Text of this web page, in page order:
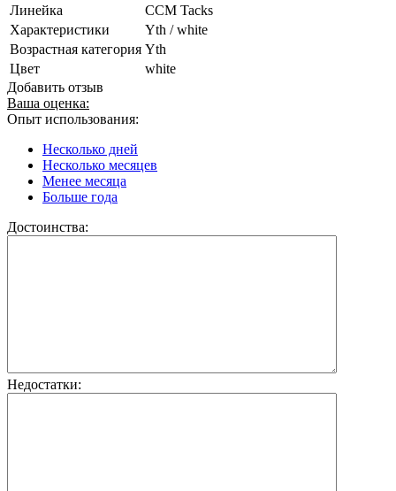
Линейка
CCM Tacks
Характеристики
Yth / white
Возрастная категория Yth
Цвет
white
Добавить отзыв
Ваша оценка:
Опыт использования:
Несколько дней
Несколько месяцев
Менее месяца
Больше года
Достоинства:
Недостатки: